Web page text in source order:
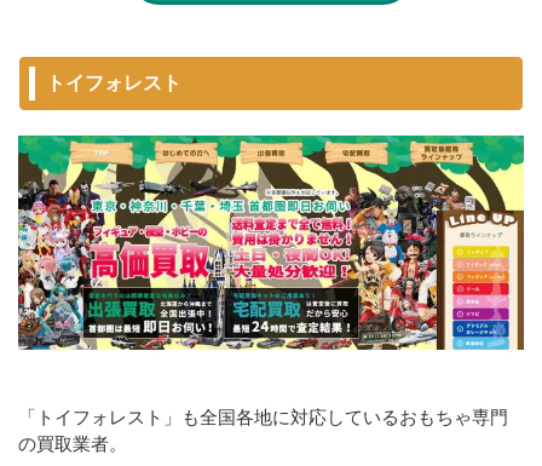
トイフォレスト
「トイフォレスト」も全国各地に対応しているおもちゃ専門
の買取業者。